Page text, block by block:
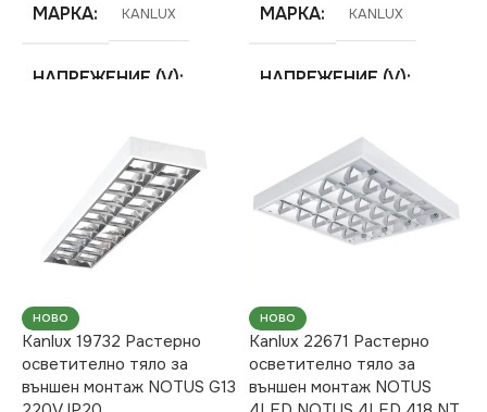
МАРКА KANLUX
НАПРЕЖЕНИЕ (V)
NOTUS
ЦОКЪЛ
СТЕПЕН НА ЗАЩИТА
МАРКА KANLUX
НАПРЕЖЕНИЕ (V)
СЕРИЯ NOTUS
СТЕПЕН НА ЗАЩИТА
НОВО
Kanlux 19732 Растерно
осветително тяло за
външен монтаж NOTUS G13
НОВО
Kanlux 22671 Растерно
осветително тяло за
външен монтаж NOTUS